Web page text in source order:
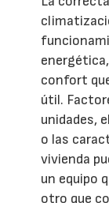
confort
útil.
unidades,
o las
vivienda
un equipo
otro que